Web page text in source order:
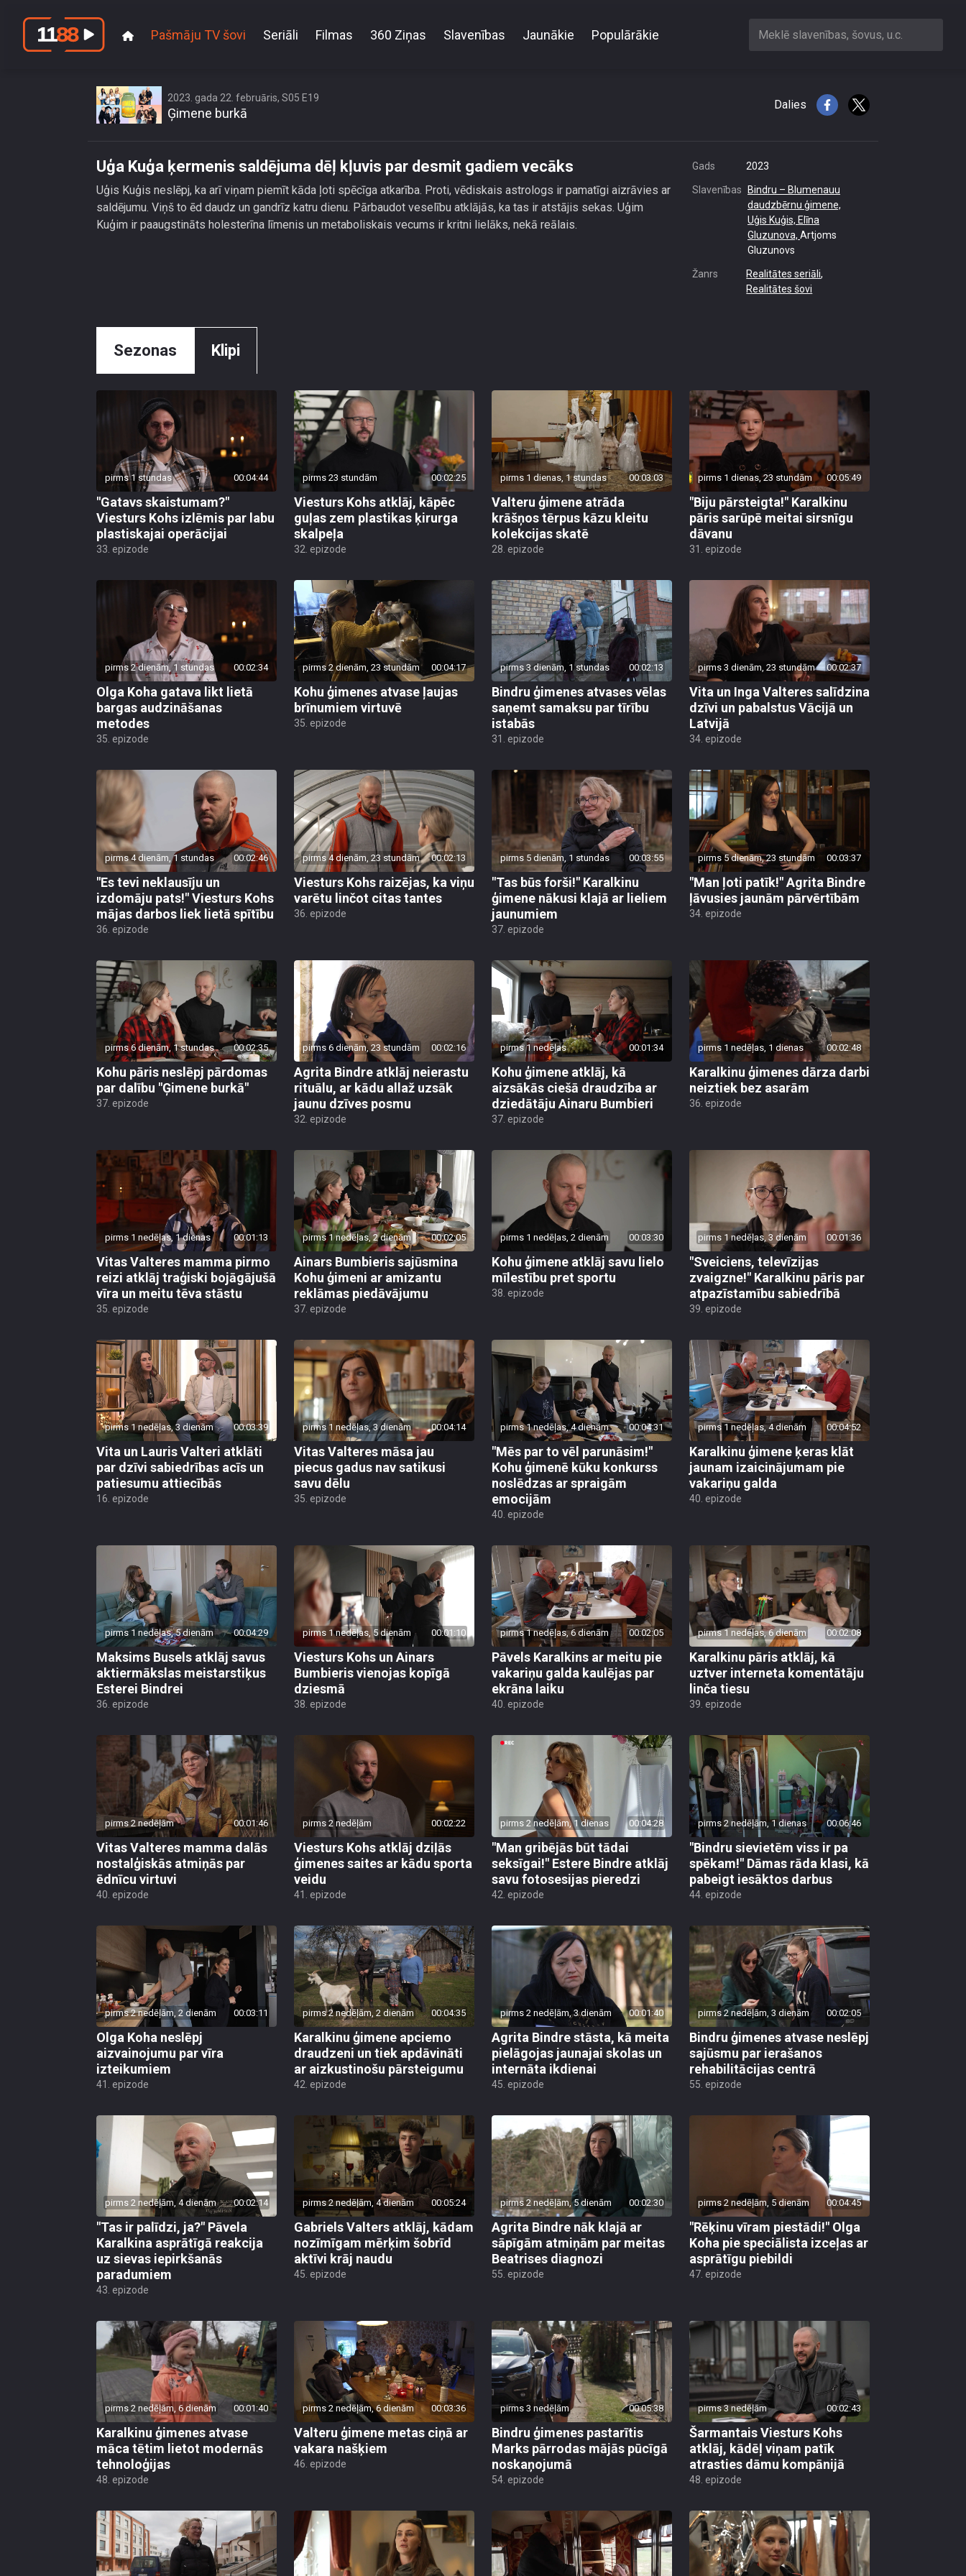
Pašmāju TV šovi Seriāli Filmas 360 Ziņas Slavenības Jaunākie Populārākie Meklē slavenības, šovus, u.c.
2023. gada 22. februāris, S05 E19
Ģimene burkā
Dalies
Uģa Kuģa ķermenis saldējuma dēļ kļuvis par desmit gadiem vecāks
Uģis Kuģis neslēpj, ka arī viņam piemīt kāda ļoti spēcīga atkarība. Proti, vēdiskais astrologs ir pamatīgi aizrāvies ar
saldējumu. Viņš to ēd daudz un gandrīz katru dienu. Pārbaudot veselību atklājās, ka tas ir atstājis sekas. Uģim
Kuģim ir paaugstināts holesterīna līmenis un metaboliskais vecums ir kritni lielāks, nekā reālais.
Gads 2023
Slavenības
Bindru – Blumenauu
daudzbērnu ģimene,
Uģis Kuģis, Elīna
Gluzunova, Artjoms
Gluzunovs
Žanrs Realitātes seriāli,
Realitātes šovi
Sezonas Klipi
pirms 1 stundas 00:04:44
"Gatavs skaistumam?"
Viesturs Kohs izlēmis par labu
plastiskajai operācijai
33. epizode
pirms 23 stundām 00:02:25
Viesturs Kohs atklāj, kāpēc
guļas zem plastikas ķirurga
skalpeļa
32. epizode
pirms 1 dienas, 1 stundas 00:03:03
Valteru ģimene atrāda
krāšņos tērpus kāzu kleitu
kolekcijas skatē
28. epizode
pirms 1 dienas, 23 stundām 00:05:49
"Biju pārsteigta!" Karalkinu
pāris sarūpē meitai sirsnīgu
dāvanu
31. epizode
pirms 2 dienām, 1 stundas 00:02:34
Olga Koha gatava likt lietā
bargas audzināšanas
metodes
35. epizode
pirms 2 dienām, 23 stundām 00:04:17
Kohu ģimenes atvase ļaujas
brīnumiem virtuvē
35. epizode
pirms 3 dienām, 1 stundas 00:02:13
Bindru ģimenes atvases vēlas
saņemt samaksu par tīrību
istabās
31. epizode
pirms 3 dienām, 23 stundām 00:02:37
Vita un Inga Valteres salīdzina
dzīvi un pabalstus Vācijā un
Latvijā
34. epizode
pirms 4 dienām, 1 stundas 00:02:46
"Es tevi neklausīju un
izdomāju pats!" Viesturs Kohs
mājas darbos liek lietā spītību
36. epizode
pirms 4 dienām, 23 stundām 00:02:13
Viesturs Kohs raizējas, ka viņu
varētu linčot citas tantes
36. epizode
pirms 5 dienām, 1 stundas 00:03:55
"Tas būs forši!" Karalkinu
ģimene nākusi klajā ar lieliem
jaunumiem
37. epizode
pirms 5 dienām, 23 stundām 00:03:37
"Man ļoti patīk!" Agrita Bindre
ļāvusies jaunām pārvērtībām
34. epizode
pirms 6 dienām, 1 stundas 00:02:35
Kohu pāris neslēpj pārdomas
par dalību "Ģimene burkā"
37. epizode
pirms 6 dienām, 23 stundām 00:02:16
Agrita Bindre atklāj neierastu
rituālu, ar kādu allaž uzsāk
jaunu dzīves posmu
32. epizode
pirms 1 nedēļas 00:01:34
Kohu ģimene atklāj, kā
aizsākās ciešā draudzība ar
dziedātāju Ainaru Bumbieri
37. epizode
pirms 1 nedēļas, 1 dienas 00:02:48
Karalkinu ģimenes dārza darbi
neiztiek bez asarām
36. epizode
pirms 1 nedēļas, 1 dienas 00:01:13
Vitas Valteres mamma pirmo
reizi atklāj traģiski bojāgājušā
vīra un meitu tēva stāstu
35. epizode
pirms 1 nedēļas, 2 dienām 00:02:05
Ainars Bumbieris sajūsmina
Kohu ģimeni ar amizantu
reklāmas piedāvājumu
37. epizode
pirms 1 nedēļas, 2 dienām 00:03:30
Kohu ģimene atklāj savu lielo
mīlestību pret sportu
38. epizode
pirms 1 nedēļas, 3 dienām 00:01:36
"Sveiciens, televīzijas
zvaigzne!" Karalkinu pāris par
atpazīstamību sabiedrībā
39. epizode
pirms 1 nedēļas, 3 dienām 00:03:39
Vita un Lauris Valteri atklāti
par dzīvi sabiedrības acīs un
patiesumu attiecībās
16. epizode
pirms 1 nedēļas, 3 dienām 00:04:14
Vitas Valteres māsa jau
piecus gadus nav satikusi
savu dēlu
35. epizode
pirms 1 nedēļas, 4 dienām 00:04:31
"Mēs par to vēl parunāsim!"
Kohu ģimenē kūku konkurss
noslēdzas ar spraigām
emocijām
40. epizode
pirms 1 nedēļas, 4 dienām 00:04:52
Karalkinu ģimene ķeras klāt
jaunam izaicinājumam pie
vakariņu galda
40. epizode
pirms 1 nedēļas, 5 dienām 00:04:29
Maksims Busels atklāj savus
aktiermākslas meistarstiķus
Esterei Bindrei
36. epizode
pirms 1 nedēļas, 5 dienām 00:01:10
Viesturs Kohs un Ainars
Bumbieris vienojas kopīgā
dziesmā
38. epizode
pirms 1 nedēļas, 6 dienām 00:02:05
Pāvels Karalkins ar meitu pie
vakariņu galda kaulējas par
ekrāna laiku
40. epizode
pirms 1 nedēļas, 6 dienām 00:02:08
Karalkinu pāris atklāj, kā
uztver interneta komentātāju
linča tiesu
39. epizode
pirms 2 nedēļām 00:01:46
Vitas Valteres mamma dalās
nostalģiskās atmiņās par
ēdnīcu virtuvi
40. epizode
pirms 2 nedēļām 00:02:22
Viesturs Kohs atklāj dziļās
ģimenes saites ar kādu sporta
veidu
41. epizode
pirms 2 nedēļām, 1 dienas 00:04:28
"Man gribējās būt tādai
seksīgai!" Estere Bindre atklāj
savu fotosesijas pieredzi
42. epizode
pirms 2 nedēļām, 1 dienas 00:06:46
"Bindru sievietēm viss ir pa
spēkam!" Dāmas rāda klasi, kā
pabeigt iesāktos darbus
44. epizode
pirms 2 nedēļām, 2 dienām 00:03:11
Olga Koha neslēpj
aizvainojumu par vīra
izteikumiem
41. epizode
pirms 2 nedēļām, 2 dienām 00:04:35
Karalkinu ģimene apciemo
draudzeni un tiek apdāvināti
ar aizkustinošu pārsteigumu
42. epizode
pirms 2 nedēļām, 3 dienām 00:01:40
Agrita Bindre stāsta, kā meita
pielāgojas jaunajai skolas un
internāta ikdienai
45. epizode
pirms 2 nedēļām, 3 dienām 00:02:05
Bindru ģimenes atvase neslēpj
sajūsmu par ierašanos
rehabilitācijas centrā
55. epizode
pirms 2 nedēļām, 4 dienām 00:02:14
"Tas ir palīdzi, ja?" Pāvela
Karalkina asprātīgā reakcija
uz sievas iepirkšanās
paradumiem
43. epizode
pirms 2 nedēļām, 4 dienām 00:05:24
Gabriels Valters atklāj, kādam
nozīmīgam mērķim šobrīd
aktīvi krāj naudu
45. epizode
pirms 2 nedēļām, 5 dienām 00:02:30
Agrita Bindre nāk klajā ar
sāpīgām atmiņām par meitas
Beatrises diagnozi
55. epizode
pirms 2 nedēļām, 5 dienām 00:04:45
"Rēķinu vīram piestādi!" Olga
Koha pie speciālista izceļas ar
asprātīgu piebildi
47. epizode
pirms 2 nedēļām, 6 dienām 00:01:40
Karalkinu ģimenes atvase
māca tētim lietot modernās
tehnoloģijas
48. epizode
pirms 2 nedēļām, 6 dienām 00:03:36
Valteru ģimene metas ciņā ar
vakara našķiem
46. epizode
pirms 3 nedēļām 00:05:38
Bindru ģimenes pastarītis
Marks pārrodas mājās pūcīgā
noskaņojumā
54. epizode
pirms 3 nedēļām 00:02:43
Šarmantais Viesturs Kohs
atklāj, kādēļ viņam patīk
atrasties dāmu kompānijā
48. epizode